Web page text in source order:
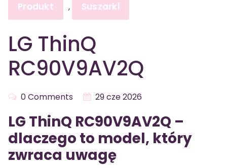
Produkt , Suszarki
LG ThinQ
RC90V9AV2Q
0 Comments 29 cze 2026
LG ThinQ RC90V9AV2Q –
dlaczego to model, który
zwraca uwagę